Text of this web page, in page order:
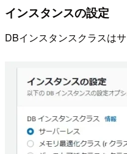
インスタンスの設定
DBインスタンスクラスは